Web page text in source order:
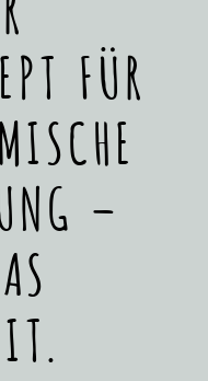
FÜR
–